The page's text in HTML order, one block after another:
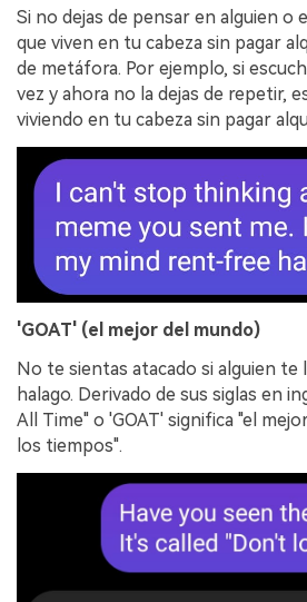
Si no dejas de pensar en alguien o
que viven en tu cabeza sin pagar
de metáfora. Por ejemplo, si
vez y ahora no la dejas de repetir,
viviendo en tu cabeza sin pagar
'GOAT' (el mejor del mundo)
No te sientas atacado si alguien te
halago. Derivado de sus siglas en
All Time" o 'GOAT' significa "el
los tiempos".